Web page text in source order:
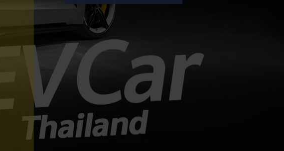
ดอลลาร์สหรัฐ (ประมาณ 9.92 แสน
บาท) สร้างขึ้นบนแพลตฟอร์มใหม่
Ford Universal EV Platform หวัง
ทุ่มงบกว่า 1.65 แสนล้านบาทลดต้นทุน
การผลิตเพื่อสู้ศึกตลาด EV จากจีน
ราคาสบายกระเป๋าจับต้องได้: วางราคา
เริ่มต้นสหรัฐฯ ไว้ที่ 29,945 ดอลลาร์
สหรัฐ (ราว 9.92 แสนบาท) หวังสร้าง
นิยามใหม่ให้รถกระบะไฟฟ้าที่ราคา
ย่อมเยา แพลตฟอร์มใหม่เน้นลดต้นทุน:
พัฒนาบน For